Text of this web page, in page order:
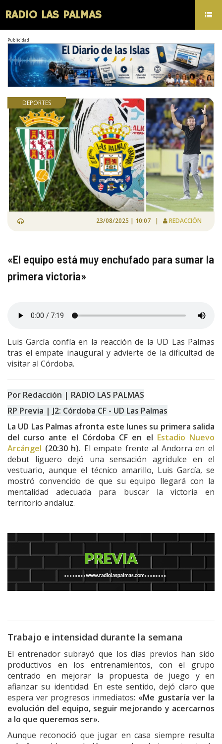
RADIO LAS PALMAS
Publicidad
DEPORTES
23/08/2025 | 10:07 | REDACCIÓN
«El equipo está muy enchufado para sumar la
primera victoria»
Luis García confía en la reacción de la UD Las Palmas
tras el empate inaugural y advierte de la dificultad de
visitar al Córdoba.
Por Redacción | RADIO LAS PALMAS
RP Previa | J2: Córdoba CF - UD Las Palmas
La UD Las Palmas afronta este lunes su primera salida
del curso ante el Córdoba CF en el Estadio Nuevo
Arcángel (20:30 h). El empate frente al Andorra en el
debut liguero dejó una sensación agridulce en el
vestuario, aunque el técnico amarillo, Luis García, se
mostró convencido de que su equipo llegará con la
mentalidad adecuada para buscar la victoria en
territorio andaluz.
Trabajo e intensidad durante la semana
El entrenador subrayó que los días previos han sido
productivos en los entrenamientos, con el grupo
centrado en mejorar la propuesta de juego y en
afianzar su identidad. En este sentido, dejó claro que
espera ver progresos inmediatos: «Me gustaría ver la
evolución del equipo, seguir mejorando y acercarnos
a lo que queremos ser».
Aunque reconoció que jugar en casa siempre resulta